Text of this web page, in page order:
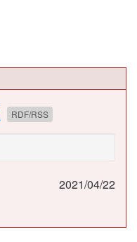
RDF/RSS
2021/04/22